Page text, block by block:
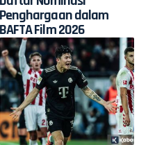
Penghargaan dalam
BAFTA Film 2026